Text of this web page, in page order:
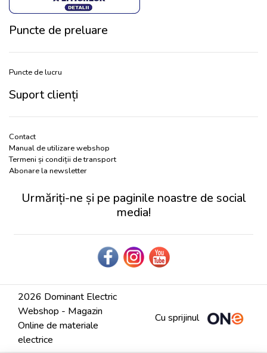
Puncte de preluare
Puncte de lucru
Suport clienți
Contact
Manual de utilizare webshop
Termeni și condiții de transport
Abonare la newsletter
Urmăriți-ne și pe paginile noastre de social
media!
2026 Dominant Electric
Webshop - Magazin
Online de materiale
electrice
Cu sprijinul